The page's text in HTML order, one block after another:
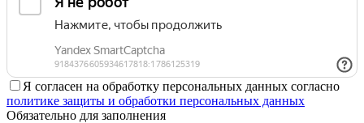
Я согласен на обработку персональных данных согласно
политике защиты и обработки персональных данных
Обязательно для заполнения